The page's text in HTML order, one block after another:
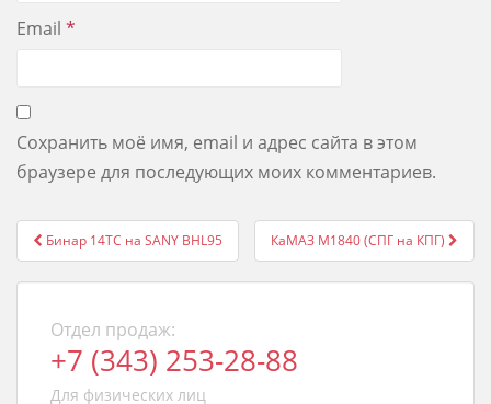
Email *
Сохранить моё имя, email и адрес сайта в этом
браузере для последующих моих комментариев.
Post
navigation
Бинар 14ТС на SANY BHL95 КаМАЗ М1840 (СПГ на КПГ)
Отдел продаж:
+7 (343) 253-28-88
Для физических лиц